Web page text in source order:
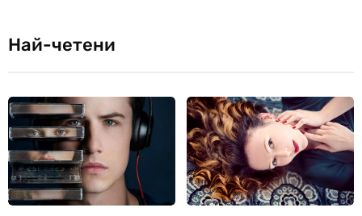
Най-четени